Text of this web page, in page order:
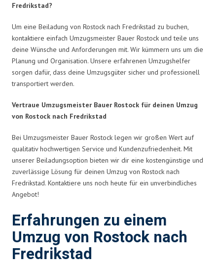
Fredrikstad?
Um eine Beiladung von Rostock nach Fredrikstad zu buchen,
kontaktiere einfach Umzugsmeister Bauer Rostock und teile uns
deine Wünsche und Anforderungen mit. Wir kümmern uns um die
Planung und Organisation. Unsere erfahrenen Umzugshelfer
sorgen dafür, dass deine Umzugsgüter sicher und professionell
transportiert werden.
Vertraue Umzugsmeister Bauer Rostock für deinen Umzug
von Rostock nach Fredrikstad
Bei Umzugsmeister Bauer Rostock legen wir großen Wert auf
qualitativ hochwertigen Service und Kundenzufriedenheit. Mit
unserer Beiladungsoption bieten wir dir eine kostengünstige und
zuverlässige Lösung für deinen Umzug von Rostock nach
Fredrikstad. Kontaktiere uns noch heute für ein unverbindliches
Angebot!
Erfahrungen zu einem
Umzug von Rostock nach
Fredrikstad